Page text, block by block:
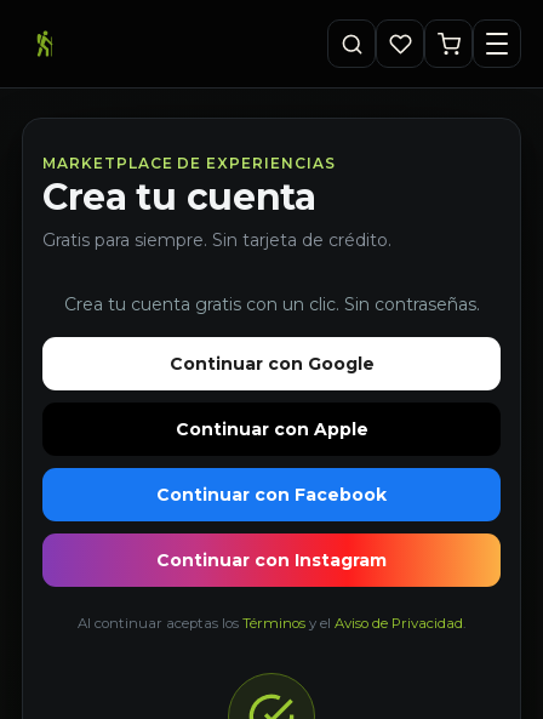
MARKETPLACE DE EXPERIENCIAS
Crea tu cuenta
Gratis para siempre. Sin tarjeta de crédito.
Crea tu cuenta gratis con un clic. Sin contraseñas.
Continuar con Google
Continuar con Apple
Continuar con Facebook
Continuar con Instagram
Al continuar aceptas los Términos y el Aviso de Privacidad.